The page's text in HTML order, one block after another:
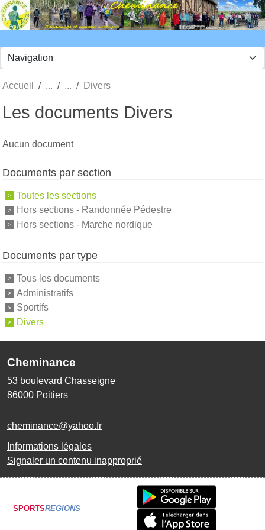
Accueil Divers
Les documents Divers
Aucun document
Documents par section
Toutes les sections
Hors sections - Randonnée Pédestre
Hors sections - Marche nordique
Documents par type
Tous les documents
Administratifs
Sportifs
Divers
Cheminance
53 boulevard Chasseigne
86000 Poitiers
cheminance@yahoo.fr
Informations légales
Signaler un contenu inapproprié
SPORTSREGIONS
Panneau de gestion des cookies